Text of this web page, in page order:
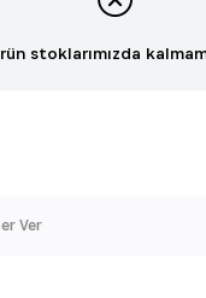
stoklarımızda
Ver